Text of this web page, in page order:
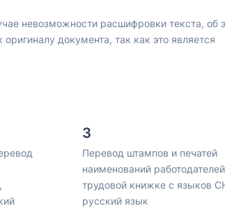
невозможности расшифровки текста, об
документа, так как это является
Перевод штампов и печатей
наименований
трудовой книжке с языков
русский язык